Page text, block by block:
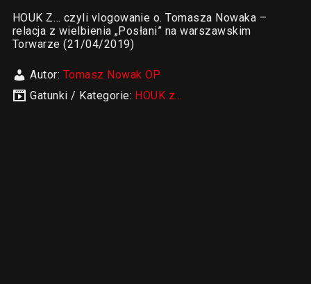
HOUK Z… czyli vlogowanie o. Tomasza Nowaka –
relacja z wielbienia „Posłani” na warszawskim
Torwarze (21/04/2019)
Autor: Tomasz Nowak OP
Gatunki / Kategorie: HOUK z...